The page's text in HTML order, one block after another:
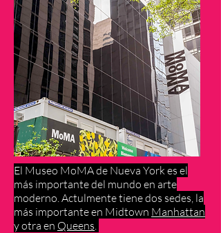
El Museo MoMA de Nueva York es el
más importante del mundo en arte
moderno. Actulmente tiene dos sedes, la
más importante en Midtown Manhattan
y otra en Queens.